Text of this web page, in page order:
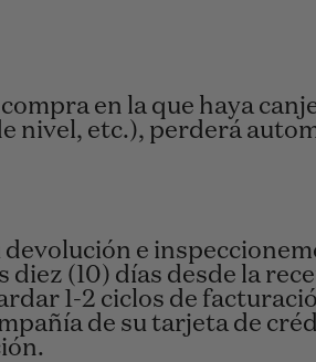
en la que haya
nivel, etc.), perderá
e
diez (10) días desde la
1-2 ciclos de
de su tarjeta de